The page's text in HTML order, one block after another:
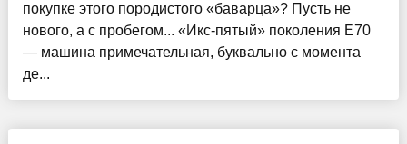
покупке этого породистого «баварца»? Пусть не
нового, а с пробегом... «Икс-пятый» поколения E70
— машина примечательная, буквально с момента
де...